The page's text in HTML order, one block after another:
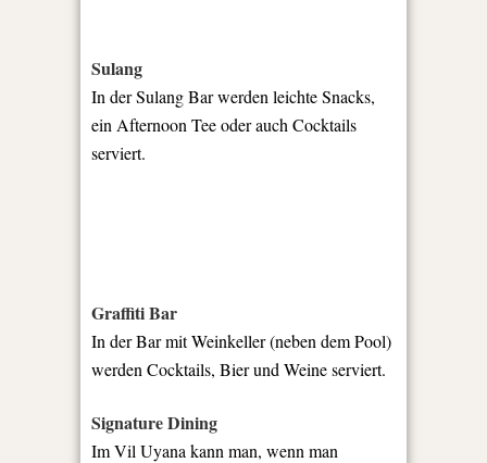
Sulang
In der Sulang Bar werden leichte Snacks,
ein Afternoon Tee oder auch Cocktails
serviert.
Graffiti Bar
In der Bar mit Weinkeller (neben dem Pool)
werden Cocktails, Bier und Weine serviert.
Signature Dining
Im Vil Uyana kann man, wenn man